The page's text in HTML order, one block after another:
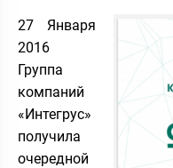
27 Января
2016
Группа
компаний
«Интегрус»
получила
очередной